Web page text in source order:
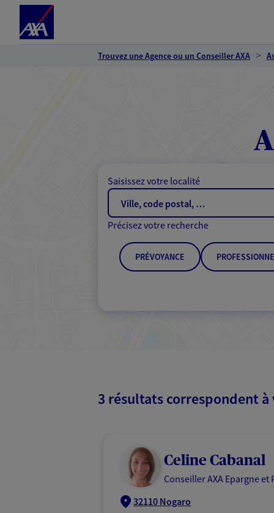
Trouvez une Agence ou un Conseiller AXA
Saisissez votre localité
Précisez votre recherche
PRÉVOYANCE
3 résultats correspondent
Celine Cabanal
Conseiller AXA Epargne et
32110 Nogaro